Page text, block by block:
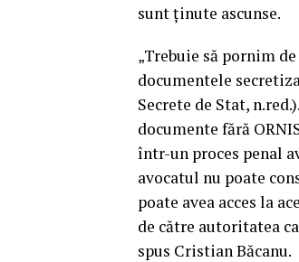
sunt ţinute ascunse.
„Trebuie să pornim
documentele
Secrete de Stat,
documente fără
într-un proces penal
avocatul nu poate
poate avea acces la
de către autoritatea
spus Cristian Băcanu.